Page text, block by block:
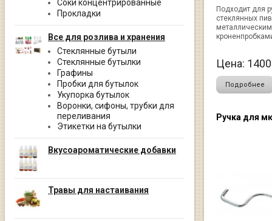
Соки концентрированные
Прокладки
Все для розлива и хранения
Стеклянные бутыли
Стеклянные бутылки
Графины
Пробки для бутылок
Укупорка бутылок
Воронки, сифоны, трубки для
переливания
Этикетки на бутылки
Вкусоароматические добавки
Травы для настаивания
Подходит для
стеклянных
Цена: 1400
Подробнее
Ручка для